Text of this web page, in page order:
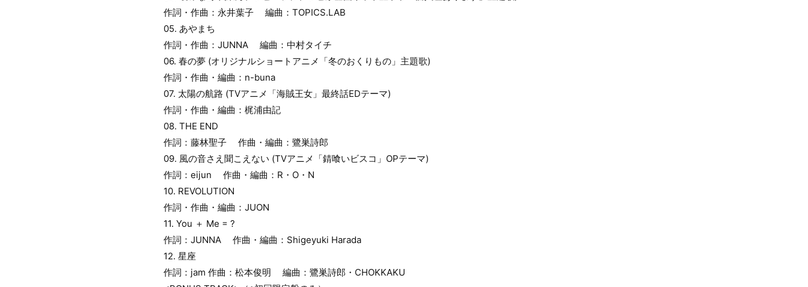
作詞・作曲：永井葉子 編曲：TOPICS.LAB
05. あやまち
作詞・作曲：JUNNA 編曲：中村タイチ
06. 春の夢 (オリジナルショートアニメ「冬のおくりもの」主題歌)
作詞・作曲・編曲：n-buna
07. 太陽の航路 (TVアニメ「海賊王女」最終話EDテーマ)
作詞・作曲・編曲：梶浦由記
08. THE END
作詞：藤林聖子 作曲・編曲：鷺巣詩郎
09. 風の音さえ聞こえない (TVアニメ「錆喰いビスコ」OPテーマ)
作詞：eijun 作曲・編曲：R・O・N
10. REVOLUTION
作詞・作曲・編曲：JUON
11. You ＋ Me = ?
作詞：JUNNA 作曲・編曲：Shigeyuki Harada
12. 星座
作詞：jam 作曲：松本俊明 編曲：鷺巣詩郎・CHOKKAKU